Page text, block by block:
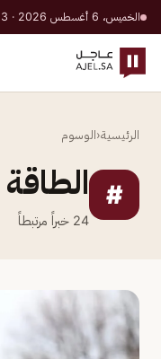
الخميس، 6 أغسطس 2026 · 23 صفر 1448 هـ
الرئيسية‹الوسوم
# الطاقة
24 خبراً مرتبطاً